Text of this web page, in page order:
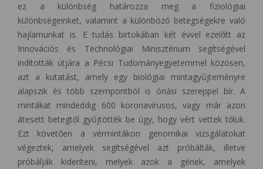
ez a különbség határozza meg a fiziológiai
különbségeinket, valamint a különböző betegségekre való
hajlamunkat is. E tudás birtokában két évvel ezelőtt az
Innovációs és Technológiai Minisztérium segítségével
indították útjára a Pécsi Tudományegyetemmel közösen,
azt a kutatást, amely egy biológiai mintagyűjteményre
alapszik és több szempontból is óriási szereppel bír. A
mintákat mindeddig 600 koronavírusos, vagy már azon
átesett betegtől gyűjtötték be úgy, hogy vért vettek tőlük.
Ezt követően a vérmintákon genomikai vizsgálatokat
végeztek, amelyek segítségével azt próbálták, illetve
próbálják kideríteni, melyek azok a gének, amelyek